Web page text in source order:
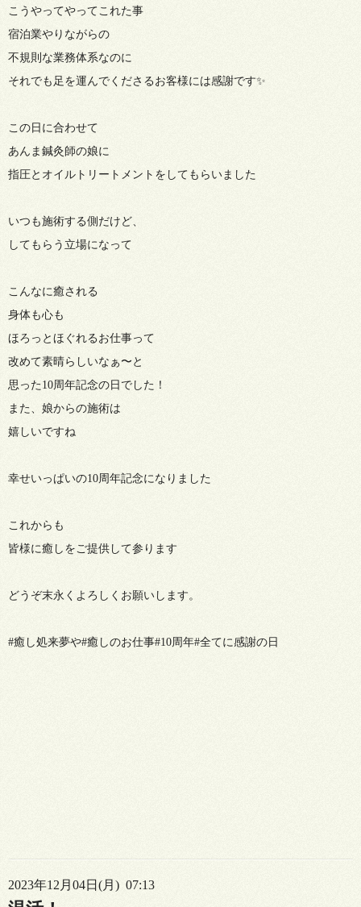
こうやってやってこれた事
宿泊業やりながらの
不規則な業務体系なのに
それでも足を運んでくださるお客様には感謝です✨
この日に合わせて
あんま鍼灸師の娘に
指圧とオイルトリートメントをしてもらいました
いつも施術する側だけど、
してもらう立場になって
こんなに癒される
身体も心も
ほろっとほぐれるお仕事って
改めて素晴らしいなぁ〜と
思った10周年記念の日でした！
また、娘からの施術は
嬉しいですね
幸せいっぱいの10周年記念になりました
これからも
皆様に癒しをご提供して参ります
どうぞ末永くよろしくお願いします。
#癒し処来夢や#癒しのお仕事#10周年#全てに感謝の日
2023年12月04日(月) 07:13